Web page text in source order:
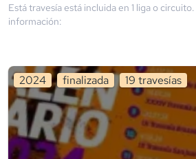
Está travesía está incluida en 1 liga o circuito
información:
2024 finalizada 19 travesías